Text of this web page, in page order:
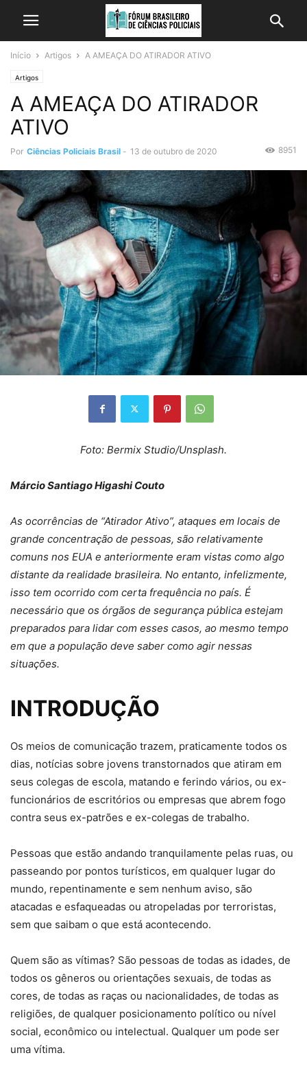
Início Artigos A AMEAÇA DO ATIRADOR ATIVO
Artigos
A AMEAÇA DO ATIRADOR
ATIVO
Por Ciências Policiais Brasil - 13 de outubro de 2020 8951
Foto: Bermix Studio/Unsplash.
Márcio Santiago Higashi Couto
As ocorrências de “Atirador Ativo”, ataques em locais de
grande concentração de pessoas, são relativamente
comuns nos EUA e anteriormente eram vistas como algo
distante da realidade brasileira. No entanto, infelizmente,
isso tem ocorrido com certa frequência no país. É
necessário que os órgãos de segurança pública estejam
preparados para lidar com esses casos, ao mesmo tempo
em que a população deve saber como agir nessas
situações.
INTRODUÇÃO
Os meios de comunicação trazem, praticamente todos os
dias, notícias sobre jovens transtornados que atiram em
seus colegas de escola, matando e ferindo vários, ou ex-
funcionários de escritórios ou empresas que abrem fogo
contra seus ex-patrões e ex-colegas de trabalho.
Pessoas que estão andando tranquilamente pelas ruas, ou
passeando por pontos turísticos, em qualquer lugar do
mundo, repentinamente e sem nenhum aviso, são
atacadas e esfaqueadas ou atropeladas por terroristas,
sem que saibam o que está acontecendo.
Quem são as vítimas? São pessoas de todas as idades, de
todos os gêneros ou orientações sexuais, de todas as
cores, de todas as raças ou nacionalidades, de todas as
religiões, de qualquer posicionamento político ou nível
social, econômico ou intelectual. Qualquer um pode ser
uma vítima.